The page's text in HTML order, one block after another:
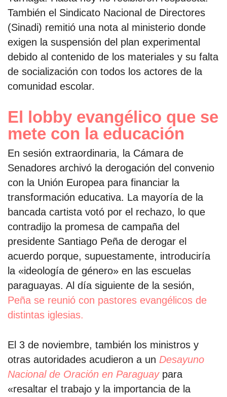
También el Sindicato Nacional de Directores
(Sinadi) remitió una nota al ministerio donde
exigen la suspensión del plan experimental
debido al contenido de los materiales y su falta
de socialización con todos los actores de la
comunidad escolar.
El lobby evangélico que se
mete con la educación
En sesión extraordinaria, la Cámara de
Senadores archivó la derogación del convenio
con la Unión Europea para financiar la
transformación educativa. La mayoría de la
bancada cartista votó por el rechazo, lo que
contradijo la promesa de campaña del
presidente Santiago Peña de derogar el
acuerdo porque, supuestamente, introduciría
la «ideología de género» en las escuelas
paraguayas. Al día siguiente de la sesión,
Peña se reunió con pastores evangélicos de
distintas iglesias.
El 3 de noviembre, también los ministros y
otras autoridades acudieron a un Desayuno
Nacional de Oración en Paraguaypara
«resaltar el trabajo y la importancia de la